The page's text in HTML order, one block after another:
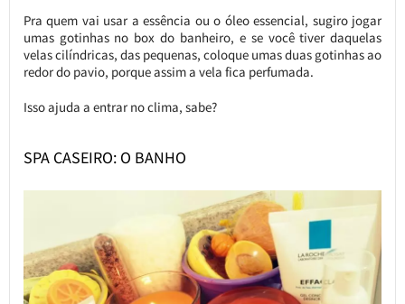
Pra quem vai usar a essência ou o óleo essencial, sugiro jogar
umas gotinhas no box do banheiro, e se você tiver daquelas
velas cilíndricas, das pequenas, coloque umas duas gotinhas ao
redor do pavio, porque assim a vela fica perfumada.
Isso ajuda a entrar no clima, sabe?
SPA CASEIRO: O BANHO